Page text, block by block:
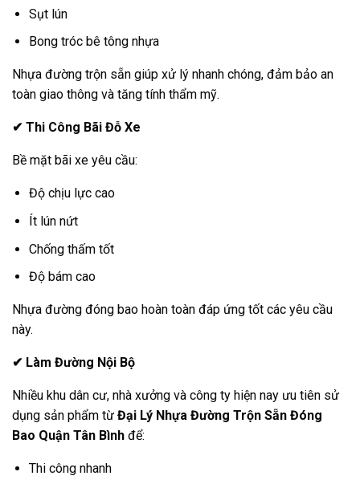
Sụt lún
Bong tróc bê tông nhựa
Nhựa đường trộn sẵn giúp xử lý nhanh chóng, đảm bảo an
toàn giao thông và tăng tính thẩm mỹ.
✔ Thi Công Bãi Đỗ Xe
Bề mặt bãi xe yêu cầu:
Độ chịu lực cao
Ít lún nứt
Chống thấm tốt
Độ bám cao
Nhựa đường đóng bao hoàn toàn đáp ứng tốt các yêu cầu
này.
✔ Làm Đường Nội Bộ
Nhiều khu dân cư, nhà xưởng và công ty hiện nay ưu tiên sử
dụng sản phẩm từ Đại Lý Nhựa Đường Trộn Sẵn Đóng
Bao Quận Tân Bình để:
Thi công nhanh